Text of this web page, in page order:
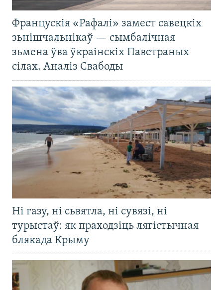
Францускія «Рафалі» замест савецкіх
зьнішчальнікаў — сымбалічная
зьмена ўва ўкраінскіх Паветраных
сілах. Аналіз Свабоды
Ні газу, ні сьвятла, ні сувязі, ні
турыстаў: як праходзіць лягістычная
блякада Крыму